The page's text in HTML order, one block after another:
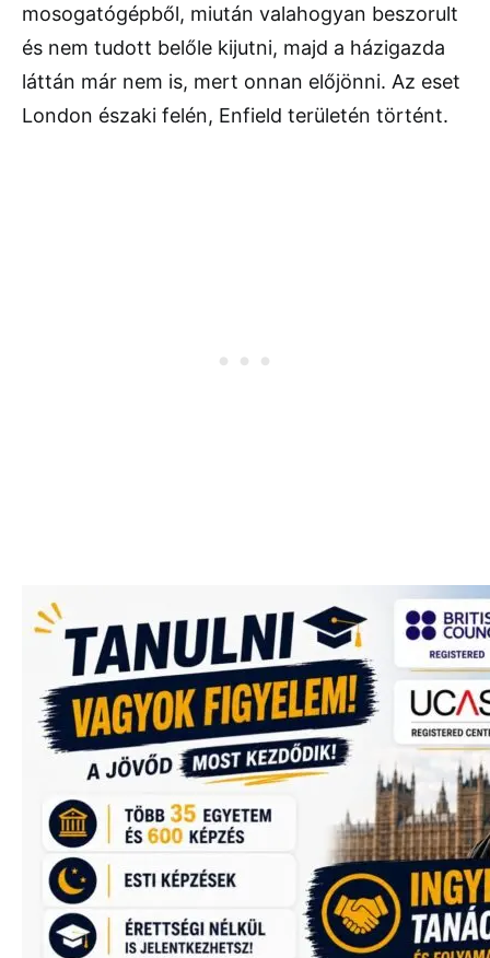
mosogatógépből, miután valahogyan beszorult
és nem tudott belőle kijutni, majd a házigazda
láttán már nem is, mert onnan előjönni. Az eset
London északi felén, Enfield területén történt.